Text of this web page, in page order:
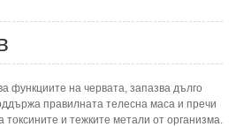
функциите на червата, запазва дълго
правилната телесна маса и пречи
и тежките метали от организма.